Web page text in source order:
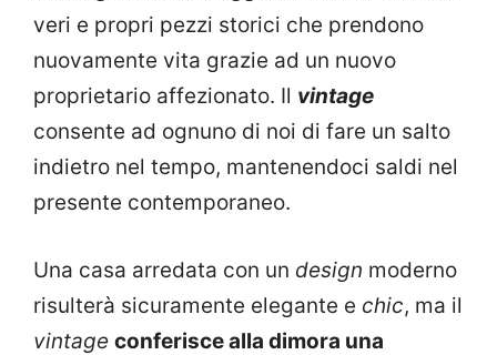
veri e propri pezzi storici che prendono
nuovamente vita grazie ad un nuovo
proprietario affezionato. Il vintage
consente ad ognuno di noi di fare un salto
indietro nel tempo, mantenendoci saldi nel
presente contemporaneo.
Una casa arredata con un design moderno
risulterà sicuramente elegante e chic, ma il
vintage conferisce alla dimora una